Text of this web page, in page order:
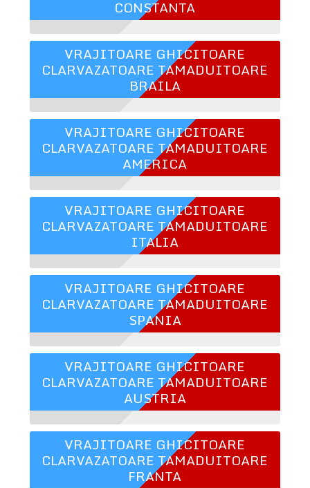
CONSTANTA
VRAJITOARE GHICITOARE
CLARVAZATOARE TAMADUITOARE
BRAILA
VRAJITOARE GHICITOARE
CLARVAZATOARE TAMADUITOARE
AMERICA
VRAJITOARE GHICITOARE
CLARVAZATOARE TAMADUITOARE
ITALIA
VRAJITOARE GHICITOARE
CLARVAZATOARE TAMADUITOARE
SPANIA
VRAJITOARE GHICITOARE
CLARVAZATOARE TAMADUITOARE
AUSTRIA
VRAJITOARE GHICITOARE
CLARVAZATOARE TAMADUITOARE
FRANTA